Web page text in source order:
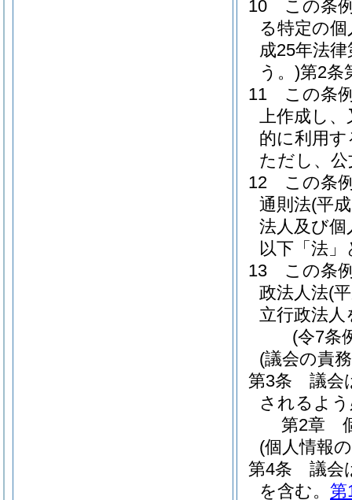
10
この条
る特定の
成25年法
う。)第2条
11
この条
上作成し
的に利用
ただし、
12
この条
通則法(平
法人及び
以下「法
13
この条
政法人法(
立行政法
(令7条
(議会の責
第3条
議会
されるよ
第2章
(個人情報
第4条
議会
を含む。 第